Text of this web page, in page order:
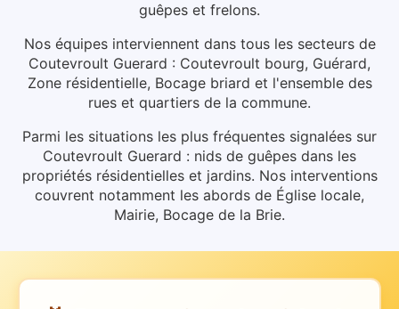
guêpes et frelons.
Nos équipes interviennent dans tous les secteurs de
Coutevroult Guerard : Coutevroult bourg, Guérard,
Zone résidentielle, Bocage briard et l'ensemble des
rues et quartiers de la commune.
Parmi les situations les plus fréquentes signalées sur
Coutevroult Guerard : nids de guêpes dans les
propriétés résidentielles et jardins. Nos interventions
couvrent notamment les abords de Église locale,
Mairie, Bocage de la Brie.